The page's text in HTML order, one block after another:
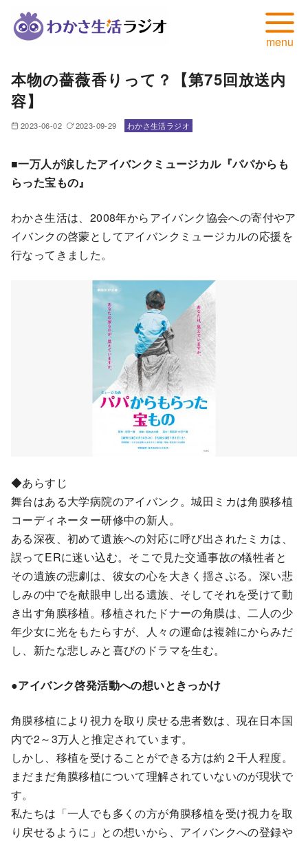
本物の薔薇香りって？【第75回放送内
容】
2023-06-02 2023-09-29 わかさ生活ラジオ
■一万人が涙したアイバンクミュージカル『パパからも
らった宝もの』
わかさ生活は、2008年からアイバンク協会への寄付やア
イバンクの啓蒙としてアイバンクミュージカルの応援を
行なってきました。
◆あらすじ
舞台はある大学病院のアイバンク。城田ミカは角膜移植
コーディネーター研修中の新人。
ある深夜、初めて遺族への対応に呼び出されたミカは、
誤ってERに迷い込む。そこで見た交通事故の犠牲者と
その遺族の悲劇は、彼女の心を大きく揺さぶる。深い悲
しみの中でを献眼申し出る遺族、そしてそれを受けて動
き出す角膜移植。移植されたドナーの角膜は、二人の少
年少女に光をもたらすが、人々の運命は複雑にからみだ
し、新たな悲しみと喜びのドラマを生む。
●アイバンク啓発活動への想いときっかけ
角膜移植により視力を取り戻せる患者数は、現在日本国
内で2～3万人と推定されています。
しかし、移植を受けることができる方は約２千人程度。
まだまだ角膜移植について理解されていないのが現状で
す。
私たちは「一人でも多くの方が角膜移植を受け視力を取
り戻せるように」との想いから、アイバンクへの登録や